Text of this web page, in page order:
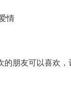
情
的朋友可以喜欢，